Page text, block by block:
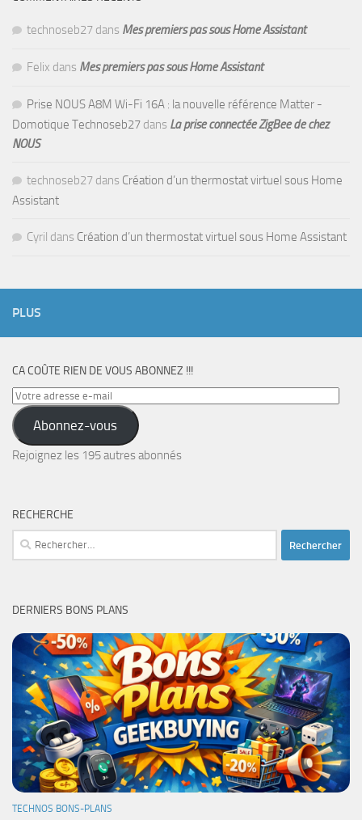
technoseb27 dans Mes premiers pas sous Home Assistant
Felix dans Mes premiers pas sous Home Assistant
Prise NOUS A8M Wi-Fi 16A : la nouvelle référence Matter -
Domotique Technoseb27 dans La prise connectée ZigBee de chez
NOUS
technoseb27 dans Création d’un thermostat virtuel sous Home
Assistant
Cyril dans Création d’un thermostat virtuel sous Home Assistant
PLUS
CA COÛTE RIEN DE VOUS ABONNEZ !!!
Votre
adresse
e-
mail
Abonnez-vous
Rejoignez les 195 autres abonnés
RECHERCHE
Rechercher :
DERNIERS BONS PLANS
TECHNOS BONS-PLANS